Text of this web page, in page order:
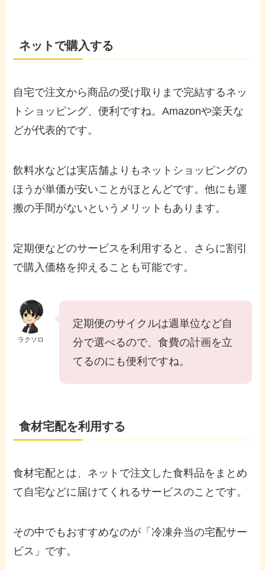
ネットで購入する
自宅で注文から商品の受け取りまで完結するネッ
トショッピング、便利ですね。Amazonや楽天な
どが代表的です。
飲料水などは実店舗よりもネットショッピングの
ほうが単価が安いことがほとんどです。他にも運
搬の手間がないというメリットもあります。
定期便などのサービスを利用すると、さらに割引
で購入価格を抑えることも可能です。
ラクソロ
定期便のサイクルは週単位など自
分で選べるので、食費の計画を立
てるのにも便利ですね。
食材宅配を利用する
食材宅配とは、ネットで注文した食料品をまとめ
て自宅などに届けてくれるサービスのことです。
その中でもおすすめなのが「冷凍弁当の宅配サー
ビス」です。